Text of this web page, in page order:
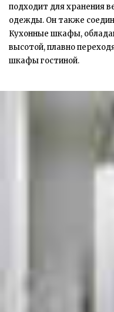
подходит для хранения
одежды. Он также
Кухонные шкафы,
высотой, плавно
шкафы гостиной.